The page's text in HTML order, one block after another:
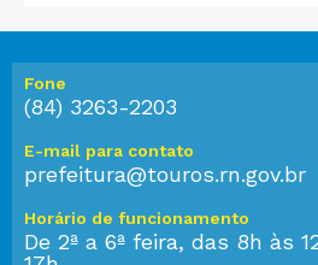
Fone
(84) 3263-2203
E-mail para contato
prefeitura@touros.rn.gov.br
Horário de funcionamento
De 2ª a 6ª feira, das 8h às